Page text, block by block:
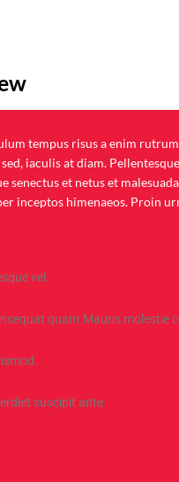
tempus risus a enim
iaculis at diam.
et netus et
inceptos himenaeos. Proin
vel.
quam.Mauris molestie
suscipit ante.